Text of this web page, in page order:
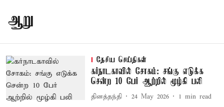
ஆறு
தேசிய செய்திகள்
கர்நாடகாவில் சோகம்: சங்கு எடுக்க
சென்ற 10 பேர் ஆற்றில் மூழ்கி பலி
தினத்தந்தி 24 May 2026 1 min read